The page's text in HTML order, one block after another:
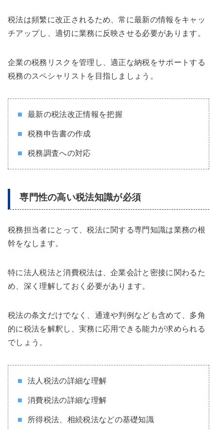
税法は頻繁に改正されるため、常に最新の情報をキャッ
チアップし、適切に業務に反映させる必要があります。
企業の税務リスクを管理し、適正な納税をサポートする
税務のスペシャリストを目指しましょう。
最新の税法改正情報を把握
税務申告書の作成
税務調査への対応
専門性の高い税法知識が必須
税務担当者にとって、税法に関する専門知識は業務の根
幹をなします。
特に法人税法と消費税法は、企業会計と密接に関わるた
め、深く理解しておく必要があります。
税法の条文だけでなく、通達や判例なども含めて、多角
的に税法を解釈し、実務に応用できる能力が求められる
でしょう。
法人税法の詳細な理解
消費税法の詳細な理解
所得税法、相続税法などの基礎知識